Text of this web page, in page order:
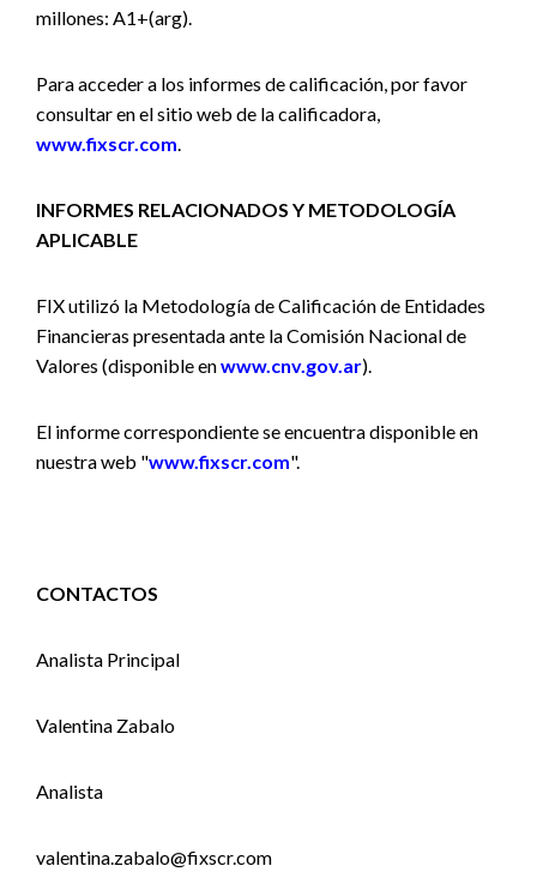
millones: A1+(arg).
Para acceder a los informes de calificación, por favor
consultar en el sitio web de la calificadora,
www.fixscr.com.
INFORMES RELACIONADOS Y METODOLOGÍA
APLICABLE
FIX utilizó la Metodología de Calificación de Entidades
Financieras presentada ante la Comisión Nacional de
Valores (disponible enwww.cnv.gov.ar).
El informe correspondiente se encuentra disponible en
nuestra web "www.fixscr.com".
CONTACTOS
Analista Principal
Valentina Zabalo
Analista
valentina.zabalo@fixscr.com